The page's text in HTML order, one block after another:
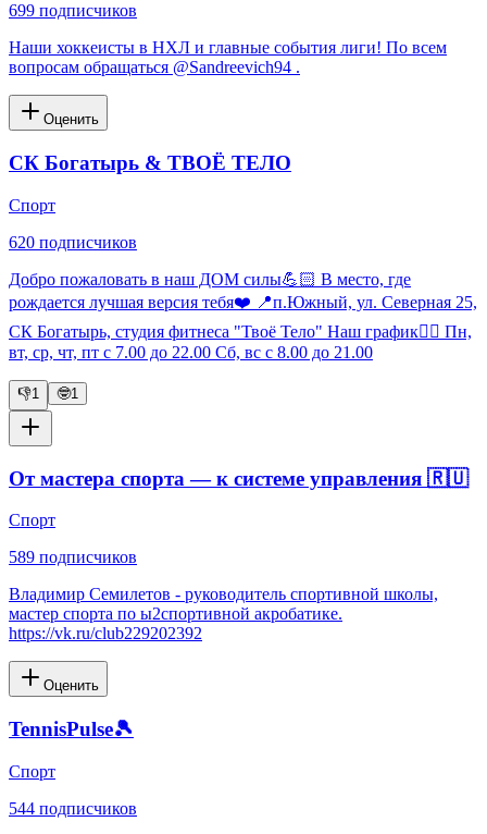
699 подписчиков
Наши хоккеисты в НХЛ и главные события лиги! По всем
вопросам обращаться @Sandreevich94 .
Оценить
СК Богатырь & ТВОЁ ТЕЛО
Спорт
620 подписчиков
Добро пожаловать в наш ДОМ силы💪🏻 В место, где
рождается лучшая версия тебя❤️ 📍п.Южный, ул. Северная 25,
СК Богатырь, студия фитнеса "Твоё Тело" Наш график👇🏻 Пн,
вт, ср, чт, пт с 7.00 до 22.00 Сб, вс с 8.00 до 21.00
👎1 🤓1
От мастера спорта — к системе управления 🇷🇺
Спорт
589 подписчиков
Владимир Семилетов - руководитель спортивной школы,
мастер спорта по ы2спортивной акробатике.
https://vk.ru/club229202392
Оценить
TennisPulse🎾
Спорт
544 подписчиков